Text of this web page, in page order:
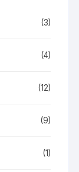
(3)
(4)
(12)
(9)
(1)